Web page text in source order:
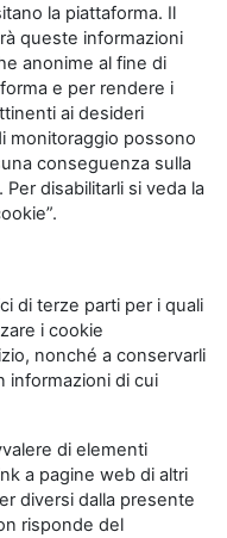
la piattaforma. Il
queste informazioni
anonime al fine di
e per rendere i
ai desideri
monitoraggio possono
conseguenza sulla
disabilitarli si veda la
di terze parti per i quali
i cookie
nonché a conservarli
informazioni di cui
di elementi
a pagine web di altri
diversi dalla presente
risponde del